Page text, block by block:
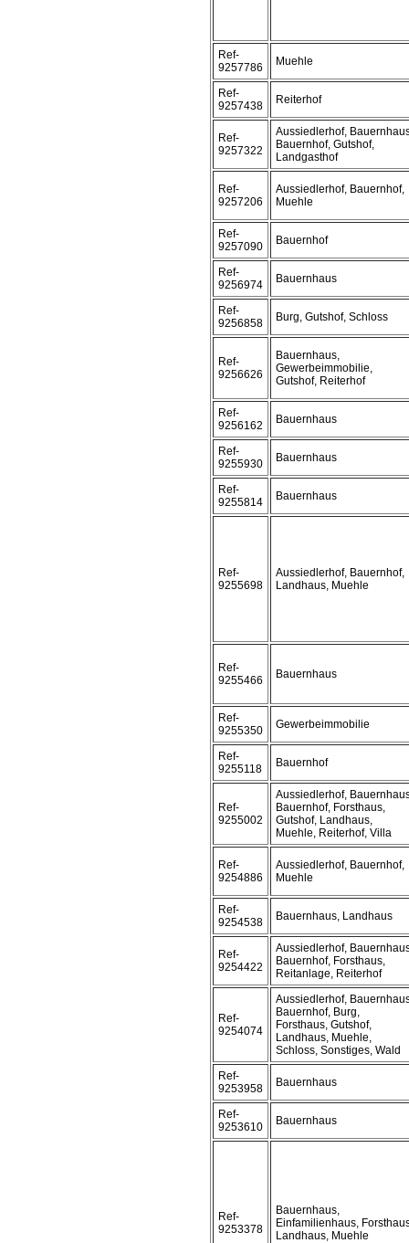
Ref-
9257786
Muehle
Ref-
9257438
Reiterhof
Ref-
9257322
Aussiedlerhof,
Bauernhof, Gutshof,
Landgasthof
Ref-
9257206
Aussiedlerhof, Bauernhof,
Muehle
Ref-
9257090
Bauernhof
Ref-
9256974
Bauernhaus
Ref-
9256858
Burg, Gutshof, Schloss
Ref-
9256626
Bauernhaus,
Gewerbeimmobilie,
Gutshof, Reiterhof
Ref-
9256162
Bauernhaus
Ref-
9255930
Bauernhaus
Ref-
9255814
Bauernhaus
Ref-
9255698
Aussiedlerhof, Bauernhof,
Landhaus, Muehle
Ref-
9255466
Bauernhaus
Ref-
9255350
Gewerbeimmobilie
Ref-
9255118
Bauernhof
Ref-
9255002
Aussiedlerhof,
Bauernhof, Forsthaus,
Gutshof, Landhaus,
Muehle, Reiterhof, Villa
Ref-
9254886
Aussiedlerhof, Bauernhof,
Muehle
Ref-
9254538
Bauernhaus, Landhaus
Ref-
9254422
Aussiedlerhof,
Bauernhof, Forsthaus,
Reitanlage, Reiterhof
Ref-
9254074
Aussiedlerhof,
Bauernhof, Burg,
Forsthaus, Gutshof,
Landhaus, Muehle,
Schloss, Sonstiges, Wald
Ref-
9253958
Bauernhaus
Ref-
9253610
Bauernhaus
Ref-
9253378
Bauernhaus,
Einfamilienhaus,
Landhaus, Muehle